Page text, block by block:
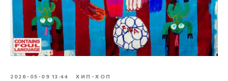
2026-05-09 13:44 ХИП-ХОП